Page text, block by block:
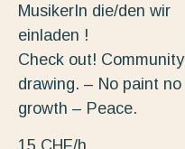
MusikerIn die/den wir
einladen !
Check out! Community
drawing. – No paint no
growth – Peace.